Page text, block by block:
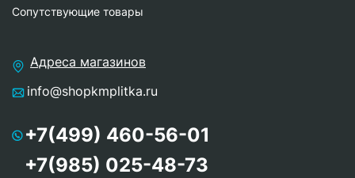
Сопутствующие товары
Адреса магазинов
info@shopkmplitka.ru
+7(499) 460-56-01
+7(985) 025-48-73